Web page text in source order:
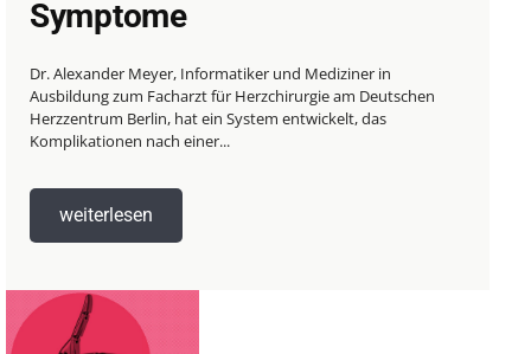
Symptome
Dr. Alexander Meyer, Informatiker und Mediziner in
Ausbildung zum Facharzt für Herzchirurgie am Deutschen
Herzzentrum Berlin, hat ein System entwickelt, das
Komplikationen nach einer...
weiterlesen